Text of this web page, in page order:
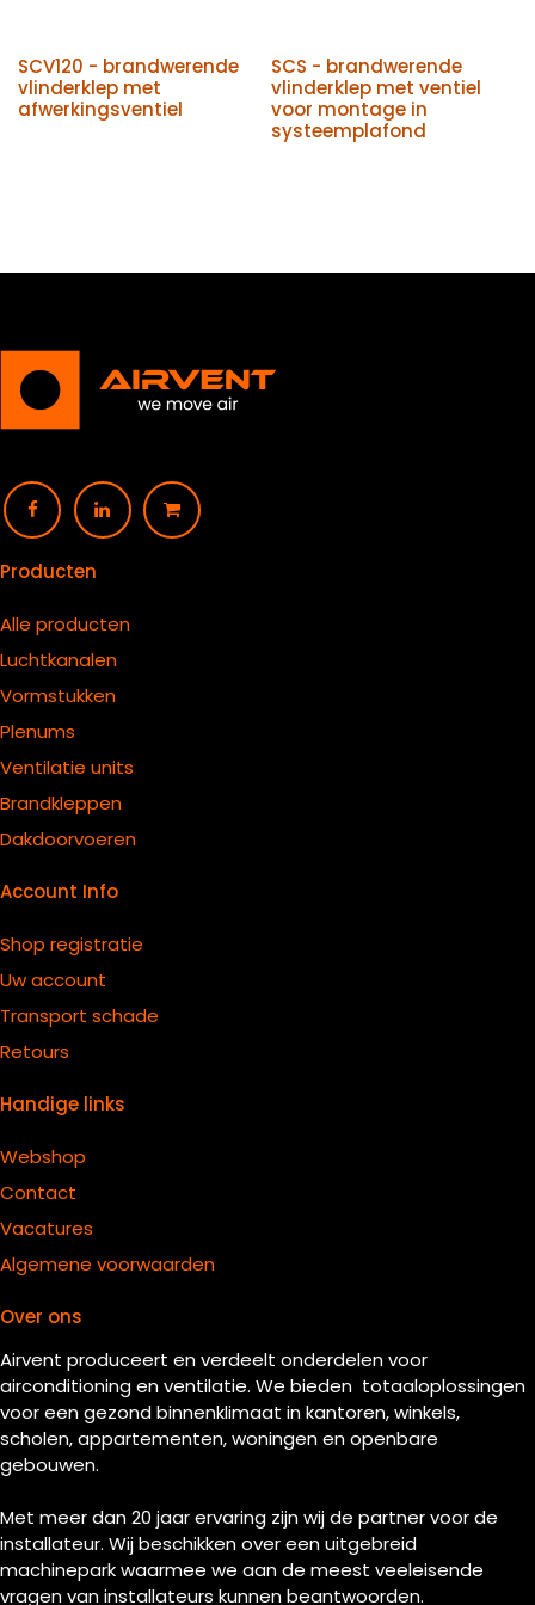
SCV120 - brandwerende
vlinderklep met
afwerkingsventiel
SCS - brandwerende
vlinderklep met ventiel
voor montage in
systeemplafond
Producten
Alle producten
Luchtkanalen
Vormstukken
Plenums
Ventilatie units
Brandkleppen
Dakdoorvoeren
Account Info
Shop registratie
Uw account
Transport schade
Retours
Handige links
Webshop
Contact
Vacatures
Algemene voorwaarden
Over ons
Airvent produceert en verdeelt onderdelen voor
airconditioning en ventilatie. We bieden totaaloplossingen
voor een gezond binnenklimaat in kantoren, winkels,
scholen, appartementen, woningen en openbare
gebouwen.
Met meer dan 20 jaar ervaring zijn wij de partner voor de
installateur. Wij beschikken over een uitgebreid
machinepark waarmee we aan de meest veeleisende
vragen van installateurs kunnen beantwoorden.